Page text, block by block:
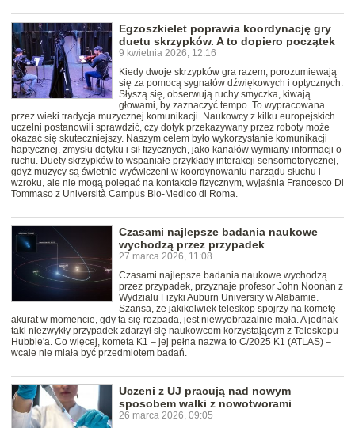
Egzoszkielet poprawia koordynację gry
duetu skrzypków. A to dopiero początek
9 kwietnia 2026, 12:16
Kiedy dwoje skrzypków gra razem, porozumiewają
się za pomocą sygnałów dźwiękowych i optycznych.
Słyszą się, obserwują ruchy smyczka, kiwają
głowami, by zaznaczyć tempo. To wypracowana
przez wieki tradycja muzycznej komunikacji. Naukowcy z kilku europejskich
uczelni postanowili sprawdzić, czy dotyk przekazywany przez roboty może
okazać się skuteczniejszy. Naszym celem było wykorzystanie komunikacji
haptycznej, zmysłu dotyku i sił fizycznych, jako kanałów wymiany informacji o
ruchu. Duety skrzypków to wspaniałe przykłady interakcji sensomotorycznej,
gdyż muzycy są świetnie wyćwiczeni w koordynowaniu narządu słuchu i
wzroku, ale nie mogą polegać na kontakcie fizycznym, wyjaśnia Francesco Di
Tommaso z Università Campus Bio-Medico di Roma.
Czasami najlepsze badania naukowe
wychodzą przez przypadek
27 marca 2026, 11:08
Czasami najlepsze badania naukowe wychodzą
przez przypadek, przyznaje profesor John Noonan z
Wydziału Fizyki Auburn University w Alabamie.
Szansa, że jakikolwiek teleskop spojrzy na kometę
akurat w momencie, gdy ta się rozpada, jest niewyobrażalnie mała. A jednak
taki niezwykły przypadek zdarzył się naukowcom korzystającym z Teleskopu
Hubble'a. Co więcej, kometa K1 – jej pełna nazwa to C/2025 K1 (ATLAS) –
wcale nie miała być przedmiotem badań.
Uczeni z UJ pracują nad nowym
sposobem walki z nowotworami
26 marca 2026, 09:05